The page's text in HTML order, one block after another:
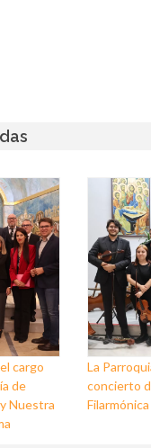
cargo
de
Nuestra
La
concierto